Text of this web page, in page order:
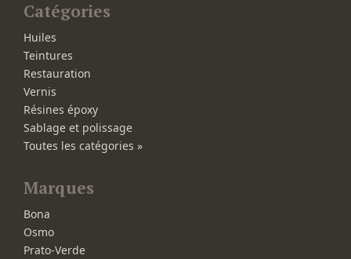
Catégories
Huiles
Teintures
Restauration
Vernis
Résines époxy
Sablage et polissage
Toutes les catégories »
Marques
Bona
Osmo
Prato-Verde